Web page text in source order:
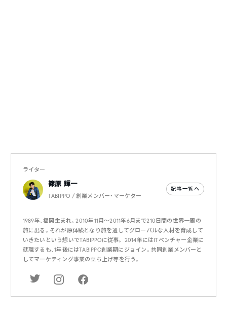
ライター
篠原 輝一
TABIPPO / 創業メンバー・マーケター
記事一覧へ
1989年、福岡生まれ。2010年11月〜2011年6月まで210日間の世界一周の
旅に出る。それが原体験となり旅を通してグローバルな人材を育成して
いきたいという想いでTABIPPOに従事。 2014年にはITベンチャー企業に
就職するも、1年後にはTABIPPO創業期にジョイン。共同創業メンバーと
してマーケティング事業の立ち上げ等を行う。